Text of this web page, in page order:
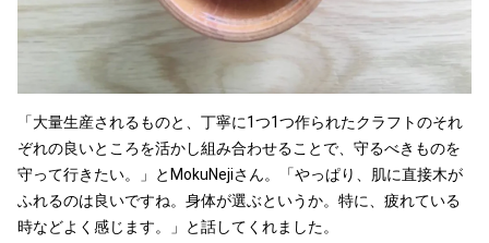
「大量生産されるものと、丁寧に1つ1つ作られたクラフトのそれ
ぞれの良いところを活かし組み合わせることで、守るべきものを
守って行きたい。」とMokuNejiさん。「やっぱり、肌に直接木が
ふれるのは良いですね。身体が選ぶというか。特に、疲れている
時などよく感じます。」と話してくれました。